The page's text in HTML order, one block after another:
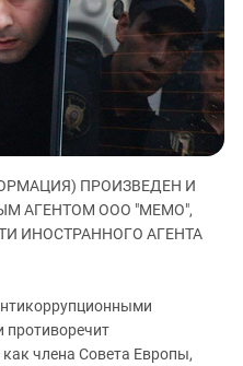
ЗА ПАЛЕСТИНУ
В ЧЕЧНЕ
АКТИВИСТОВ
И ПРОТЕСТЫ
ПРОИЗВЕДЕН И
АГЕНТОМ ООО "МЕМО",
ИНОСТРАННОГО АГЕНТА
противоречит
члена Совета Европы,